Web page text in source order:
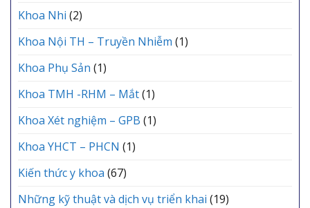
Khoa Nhi (2)
Khoa Nội TH – Truyền Nhiễm (1)
Khoa Phụ Sản (1)
Khoa TMH -RHM – Mắt(1)
Khoa Xét nghiệm – GPB (1)
Khoa YHCT – PHCN (1)
Kiến thức y khoa (67)
Những kỹ thuật và dịch vụ triển khai (19)